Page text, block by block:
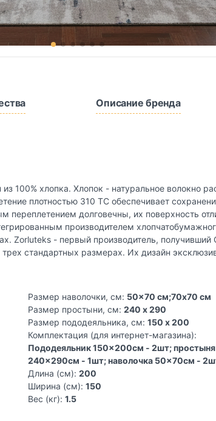
Описание бренда
из 100% хлопка. Хлопок - натуральное волокно
плотностью 310 TC обеспечивает
переплетением долговечны, их поверхность
производителем
Zorluteks - первый производитель, получивший
стандартных размерах. Их дизайн
Размер наволочки, см: 50x70 см;70x70 см
Размер простыни, см: 240 x 290
Размер пододеяльника, см: 150 x 200
Комплектация (для интернет-магазина):
Пододеяльник 150x200см - 2шт; простыня
240x290см - 1шт; наволочка 50x70см -
Длина (см): 200
Ширина (см): 150
Вес (кг): 1.5